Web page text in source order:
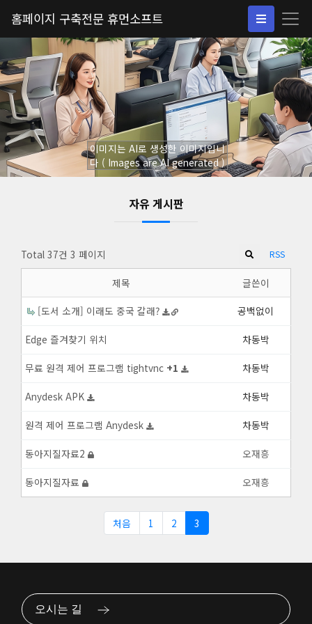
홈페이지 구축전문 휴먼소프트
이미지는 AI로 생성한 이미지입니
다 ( Images are AI generated )
자유 게시판
Total 37건 3 페이지 RSS
제목
글쓴이
[도서 소개] 이래도 중국 갈래?
공백없이
Edge 즐겨찾기 위치 차동박
무료 원격 제어 프로그램 tightvnc +1 차동박
Anydesk APK 차동박
원격 제어 프로그램 Anydesk 차동박
동아지질자료2 오재흥
동아지질자료 오재흥
처음 1 2 3
오시는 길